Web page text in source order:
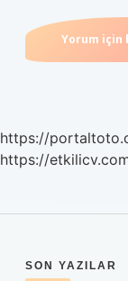
https://
https://
SON YAZILAR